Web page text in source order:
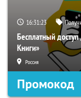
16:31:22
Бесплатный
Книги»
Россия
Промокод